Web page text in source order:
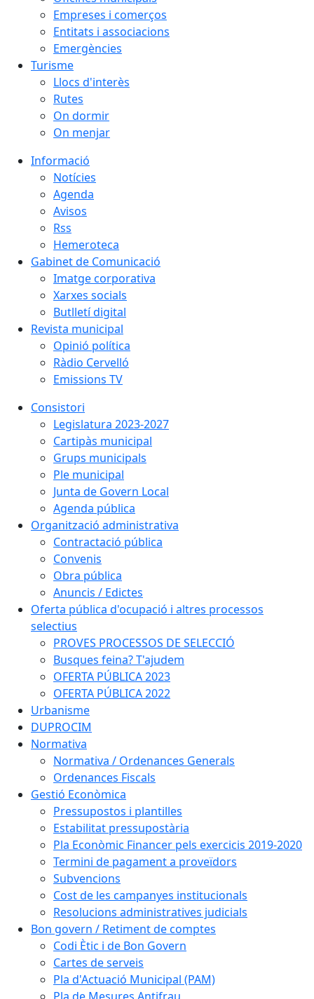
Empreses i comerços
Entitats i associacions
Emergències
Turisme
Llocs d'interès
Rutes
On dormir
On menjar
Informació
Notícies
Agenda
Avisos
Rss
Hemeroteca
Gabinet de Comunicació
Imatge corporativa
Xarxes socials
Butlletí digital
Revista municipal
Opinió política
Ràdio Cervelló
Emissions TV
Consistori
Legislatura 2023-2027
Cartipàs municipal
Grups municipals
Ple municipal
Junta de Govern Local
Agenda pública
Organització administrativa
Contractació pública
Convenis
Obra pública
Anuncis / Edictes
Oferta pública d'ocupació i altres processos
selectius
PROVES PROCESSOS DE SELECCIÓ
Busques feina? T'ajudem
OFERTA PÚBLICA 2023
OFERTA PÚBLICA 2022
Urbanisme
DUPROCIM
Normativa
Normativa / Ordenances Generals
Ordenances Fiscals
Gestió Econòmica
Pressupostos i plantilles
Estabilitat pressupostària
Pla Econòmic Financer pels exercicis 2019-2020
Termini de pagament a proveïdors
Subvencions
Cost de les campanyes institucionals
Resolucions administratives judicials
Bon govern / Retiment de comptes
Codi Ètic i de Bon Govern
Cartes de serveis
Pla d'Actuació Municipal (PAM)